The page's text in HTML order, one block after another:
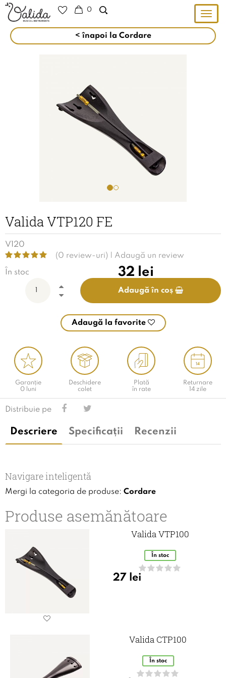
0
< înapoi la Cordare
Valida VTP120 FE
V120
(0 review-uri) | Adaugă un review
În stoc 32 lei
Adaugă în coș
Adaugă la favorite
Garanție
0 luni
Deschidere
colet
Plată
în rate
Returnare
14 zile
Distribuie pe
Descriere Specificații Recenzii
Navigare inteligentă
Mergi la categoria de produse: Cordare
Produse asemănătoare
Valida VTP100
În stoc
27 lei
Valida CTP100
În stoc